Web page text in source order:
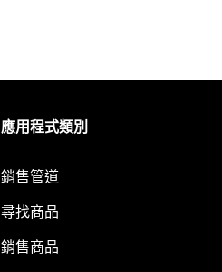
應用程式類別
銷售管道
尋找商品
銷售商品